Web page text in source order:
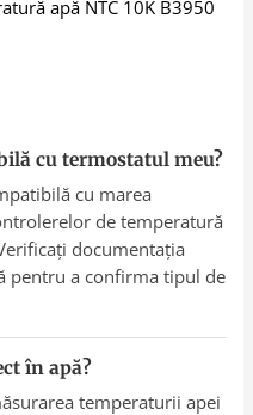
apă NTC 10K B3950
cu termostatul meu?
cu marea
de temperatură
documentația
pentru a confirma tipul de
în apă?
temperaturii apei